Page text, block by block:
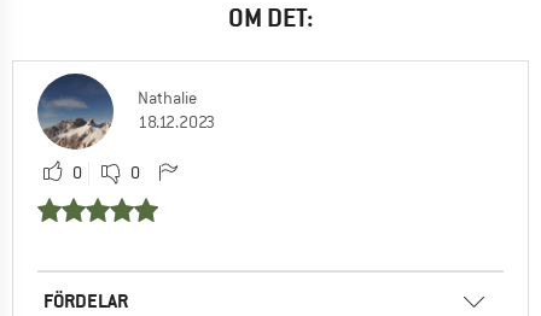
OM DET:
Nathalie
18.12.2023
0 0
FÖRDELAR